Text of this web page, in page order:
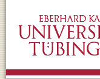
Computational